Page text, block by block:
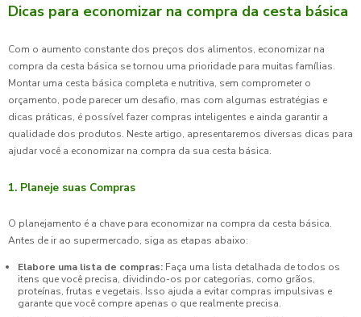
Dicas para economizar na compra da cesta básica
Com o aumento constante dos preços dos alimentos, economizar na
compra da cesta básica se tornou uma prioridade para muitas famílias.
Montar uma cesta básica completa e nutritiva, sem comprometer o
orçamento, pode parecer um desafio, mas com algumas estratégias e
dicas práticas, é possível fazer compras inteligentes e ainda garantir a
qualidade dos produtos. Neste artigo, apresentaremos diversas dicas para
ajudar você a economizar na compra da sua cesta básica.
1. Planeje suas Compras
O planejamento é a chave para economizar na compra da cesta básica.
Antes de ir ao supermercado, siga as etapas abaixo:
Elabore uma lista de compras: Faça uma lista detalhada de todos os
itens que você precisa, dividindo-os por categorias, como grãos,
proteínas, frutas e vegetais. Isso ajuda a evitar compras impulsivas e
garante que você compre apenas o que realmente precisa.